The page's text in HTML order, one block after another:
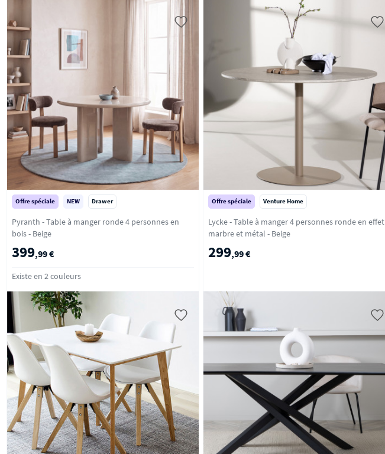
Offre spéciale NEW Drawer
Pyranth - Table à manger ronde 4 personnes en
bois - Beige
399,99 €
Existe en 2 couleurs
Offre spéciale Venture Home
Lycke - Table à manger 4 personnes ronde en effet
marbre et métal - Beige
299,99 €